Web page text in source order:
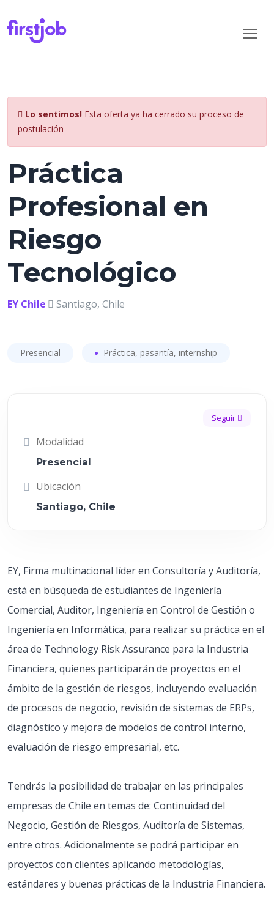
Lo sentimos! Esta oferta ya ha cerrado su proceso de
postulación
Práctica
Profesional en
Riesgo
Tecnológico
EY Chile Santiago, Chile
Presencial Práctica, pasantía, internship
Seguir
Modalidad
Presencial
Ubicación
Santiago, Chile
EY, Firma multinacional líder en Consultoría y Auditoría,
está en búsqueda de estudiantes de Ingeniería
Comercial, Auditor, Ingeniería en Control de Gestión o
Ingeniería en Informática, para realizar su práctica en el
área de Technology Risk Assurance para la Industria
Financiera, quienes participarán de proyectos en el
ámbito de la gestión de riesgos, incluyendo evaluación
de procesos de negocio, revisión de sistemas de ERPs,
diagnóstico y mejora de modelos de control interno,
evaluación de riesgo empresarial, etc.
Tendrás la posibilidad de trabajar en las principales
empresas de Chile en temas de: Continuidad del
Negocio, Gestión de Riesgos, Auditoría de Sistemas,
entre otros. Adicionalmente se podrá participar en
proyectos con clientes aplicando metodologías,
estándares y buenas prácticas de la Industria Financiera.